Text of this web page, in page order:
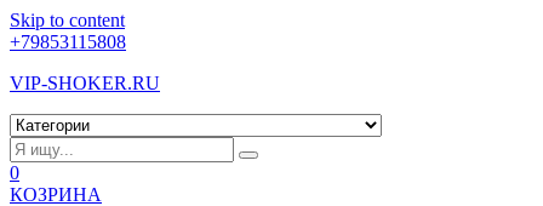
Skip to content
+79853115808
VIP-SHOKER.RU
0
КОЗРИНА